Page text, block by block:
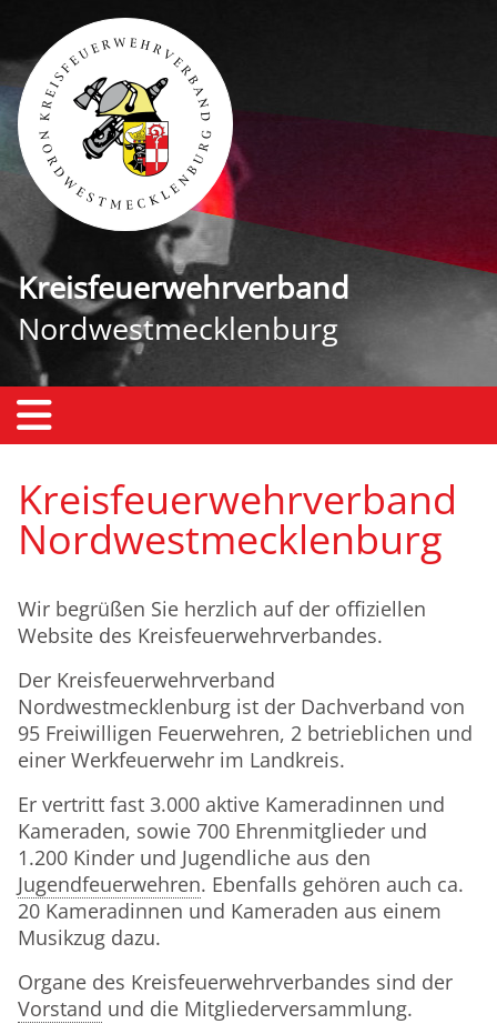
Kreisfeuerwehrverband
Nordwestmecklenburg
Kreisfeuerwehrverband
Nordwestmecklenburg
Wir begrüßen Sie herzlich auf der offiziellen
Website des Kreisfeuerwehrverbandes.
Der Kreisfeuerwehrverband
Nordwestmecklenburg ist der Dachverband von
95 Freiwilligen Feuerwehren, 2 betrieblichen und
einer Werkfeuerwehr im Landkreis.
Er vertritt fast 3.000 aktive Kameradinnen und
Kameraden, sowie 700 Ehrenmitglieder und
1.200 Kinder und Jugendliche aus den
Jugendfeuerwehren. Ebenfalls gehören auch ca.
20 Kameradinnen und Kameraden aus einem
Musikzug dazu.
Organe des Kreisfeuerwehrverbandes sind der
Vorstand und die Mitgliederversammlung.